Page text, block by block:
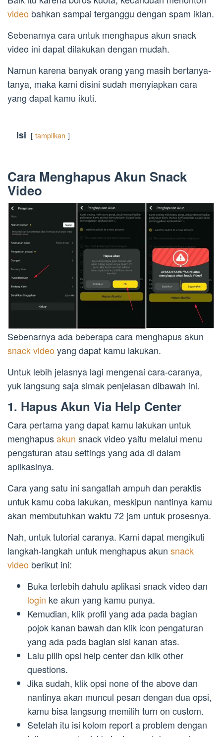
video bahkan sampai terganggu dengan spam iklan.
Sebenarnya cara untuk menghapus akun snack
video ini dapat dilakukan dengan mudah.
Namun karena banyak orang yang masih bertanya-
tanya, maka kami disini sudah menyiapkan cara
yang dapat kamu ikuti.
Isi tampilkan
Cara Menghapus Akun Snack
Video
Sebenarnya ada beberapa cara menghapus akun
snack video yang dapat kamu lakukan.
Untuk lebih jelasnya lagi mengenai cara-caranya,
yuk langsung saja simak penjelasan dibawah ini.
1. Hapus Akun Via Help Center
Cara pertama yang dapat kamu lakukan untuk
menghapusakun snack video yaitu melalui menu
pengaturan atau settings yang ada di dalam
aplikasinya.
Cara yang satu ini sangatlah ampuh dan peraktis
untuk kamu coba lakukan, meskipun nantinya kamu
akan membutuhkan waktu 72 jam untuk prosesnya.
Nah, untuk tutorial caranya. Kami dapat mengikuti
langkah-langkah untuk menghapus akun snack
video berikut ini:
Buka terlebih dahulu aplikasi snack video dan
login ke akun yang kamu punya.
Kemudian, klik profil yang ada pada bagian
pojok kanan bawah dan klik icon pengaturan
yang ada pada bagian sisi kanan atas.
Lalu pilih opsi help center dan klik other
questions.
Jika sudah, klik opsi none of the above dan
nantinya akan muncul pesan dengan dua opsi,
kamu bisa langsung memilih turn on custom.
Setelah itu isi kolom report a problem dengan